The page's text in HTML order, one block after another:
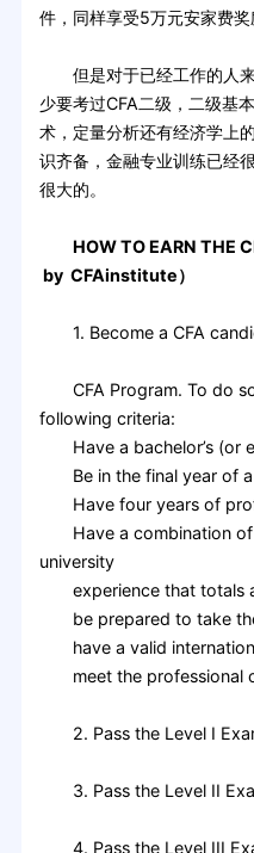
件，同样享受5万元安家费奖
但是对于已经工作的人来
少要考过CFA二级，二级基
术，定量分析还有经济学上
识齐备，金融专业训练已经
很大的。
HOW TO EARN THE
by CFAinstitute）
1. Become a CFA
CFA Program. To do
following criteria:
Have a bachelor’s (or
Be in the final year of a
Have four years of
Have a combination of
university
experience that totals
be prepared to take the
have a valid
meet the professional
2. Pass the Level I
3. Pass the Level II
4. Pass the Level III